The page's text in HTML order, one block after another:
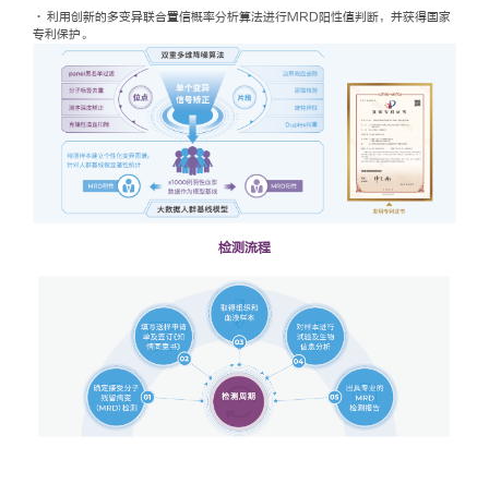
· 利用创新的多变异联合置信概率分析算法进行MRD阳性值判断，并获得国家
专利保护。
检测流程